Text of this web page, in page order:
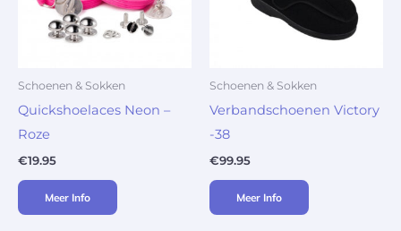
Schoenen & Sokken
Quickshoelaces Neon –
Roze
€19.95
Meer Info
Schoenen & Sokken
Verbandschoenen Victory
-38
€99.95
Meer Info